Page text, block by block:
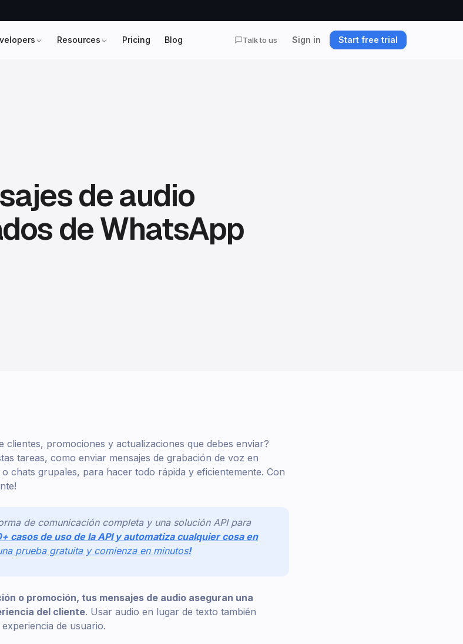
Resources Pricing Blog Talk to us Sign in Start free trial
de audio
de WhatsApp
clientes, promociones y actualizaciones que debes enviar?
tareas, como enviar mensajes de grabación de voz en
chats grupales, para hacer todo rápida y eficientemente. Con
de comunicación completa y una solución API para
casos de uso de la API y automatiza cualquier cosa en
prueba gratuita y comienza en minutos!
o promoción, tus mensajes de audio aseguran una
del cliente. Usar audio en lugar de texto también
de usuario.